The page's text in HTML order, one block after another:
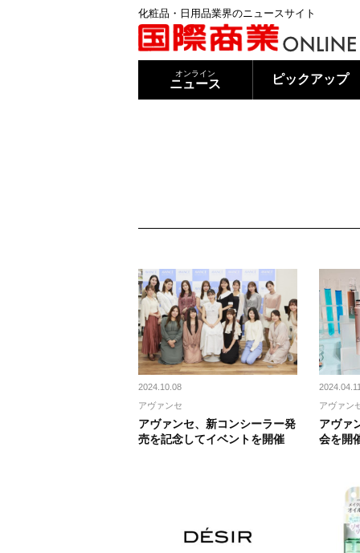
化粧品・日用品業界のニュースサイト
オンライン
ニュース ピックアップ
2024.10.08
アヴァンセ
アヴァンセ、新コンシーラー発
売を記念してイベントを開催
2024.04.11
アヴァン
アヴァ
会を開